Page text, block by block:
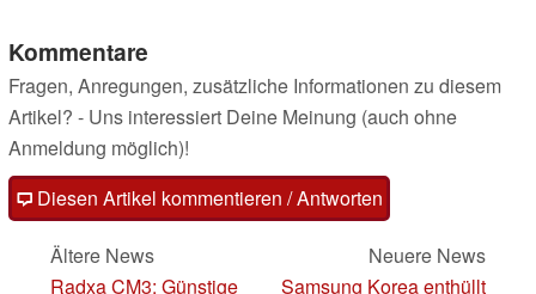
Kommentare
Fragen, Anregungen, zusätzliche Informationen zu diesem
Artikel? - Uns interessiert Deine Meinung (auch ohne
Anmeldung möglich)!
Diesen Artikel kommentieren / Antworten
Ältere News
Radxa CM3: Günstige
Neuere News
Samsung Korea enthüllt